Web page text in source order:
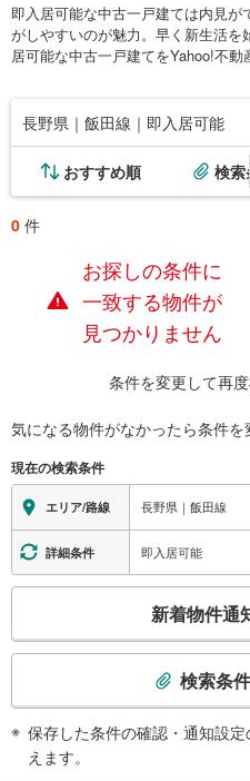
即入居可能な中古一戸建ては内見
がしやすいのが魅力。早く新生活を
居可能な中古一戸建てをYahoo!不動
長野県｜飯田線｜即入居可能
おすすめ順 検索
0 件
お探しの条件に
一致する物件が
見つかりません
条件を変更して再
気になる物件がなかったら条件を
現在の検索条件
エリア/路線 長野県｜飯田線
詳細条件 即入居可能
検
新着物件通
検索条
保存した条件の確認・通知設
えます。